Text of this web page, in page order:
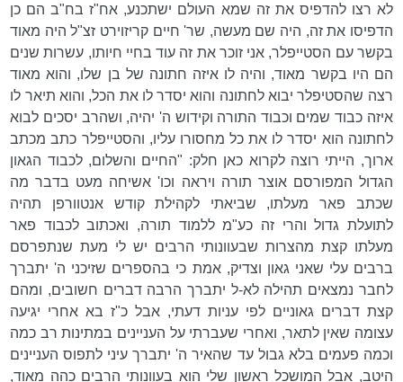
לא רצו להדפיס את זה שמא העולם ישתכנע, אח"ז בח"ב הם כן
הדפיסו את זה, היה שם מעשה, שר' חיים קריזוירט זצ"ל היה מאוד
בקשר עם הסטייפלר, אני זוכר את זה עוד בחיי חיותו, עשרות שנים
הם היו בקשר מאוד, והיה לו איזה חתונה של בן שלו, והוא מאוד
רצה שהסטיפלר יבוא לחתונה והוא יסדר לו את הכל, והוא תיאר לו
איזה כבוד שמים וכבוד התורה וקידוש ה' יהיה, ושהרב יסכים לבוא
לחתונה הוא יסדר לו את כל מחסורו עליו, והסטייפלר כתב מכתב
ארוך, הייתי רוצה לקרוא כאן חלק: "החיים והשלום, לכבוד הגאון
הגדול המפורסם אוצר תורה ויראה וכו' אשיחה מעט בדבר מה
שכתב פאר מעלתו, שביאתי לקהילת קודש אנטוורפן תהיה
לתועלת גדול והרי זה כע"מ ללמוד תורה, ואכתוב לכבוד פאר
מעלתו קצת מהצרות שבעוונותי הרבים יש לי מעת שנתפרסם
ברבים עלי שאני גאון וצדיק, אמת כי בהספרים שזיכני ה' יתברך
לחבר נמצאים תהילה לא-ל יתברך הרבה דברים חשובים, ומהם
קצת דברים גאוניים לפי עניות דעתי, אבל כ"ז בא אחרי יגיעה
עצומה שאין לתאר, ואחרי שעברתי על העניינים במתינות רב כמה
וכמה פעמים בלא גבול עד שהאיר ה' יתברך עיני לתפוס העניינים
היטב, אבל המושכל ראשון שלי הוא בעוונותי הרבים כהה מאוד,